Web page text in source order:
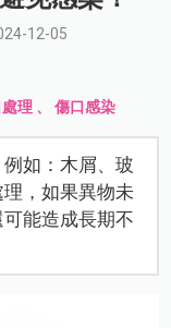
12-05
理 、傷口感染
如：木屑、玻
，如果異物未
能造成長期不